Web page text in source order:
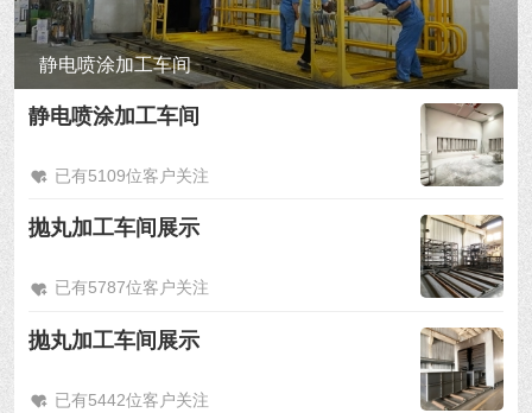
静电喷涂加工车间
静电喷涂加工车间
已有5109位客户关注
抛丸加工车间展示
已有5787位客户关注
抛丸加工车间展示
已有5442位客户关注